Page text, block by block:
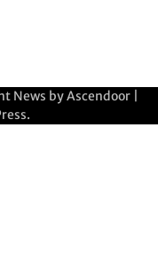
News byAscendoor
.